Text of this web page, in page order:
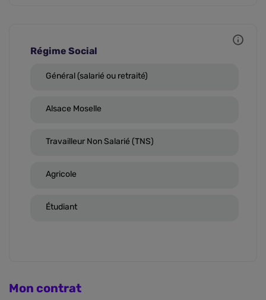
Régime Social
Général (salarié ou retraité)
Alsace Moselle
Travailleur Non Salarié (TNS)
Agricole
Étudiant
Mon contrat